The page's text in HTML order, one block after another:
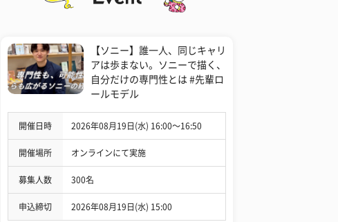
【ソニー】誰一人、同じキャリ
アは歩まない。ソニーで描く、
自分だけの専門性とは #先輩ロ
ールモデル
開催日時 2026年08月19日(水) 16:00〜16:50
開催場所 オンラインにて実施
募集人数 300名
申込締切 2026年08月19日(水) 15:00